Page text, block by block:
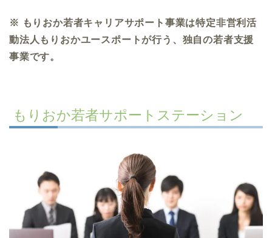
※ もりおか若者キャリアサポート事業は特定非営利活
動法人もりおかユースポートが行う、独自の若者支援
事業です。
もりおか若者サポートステーション